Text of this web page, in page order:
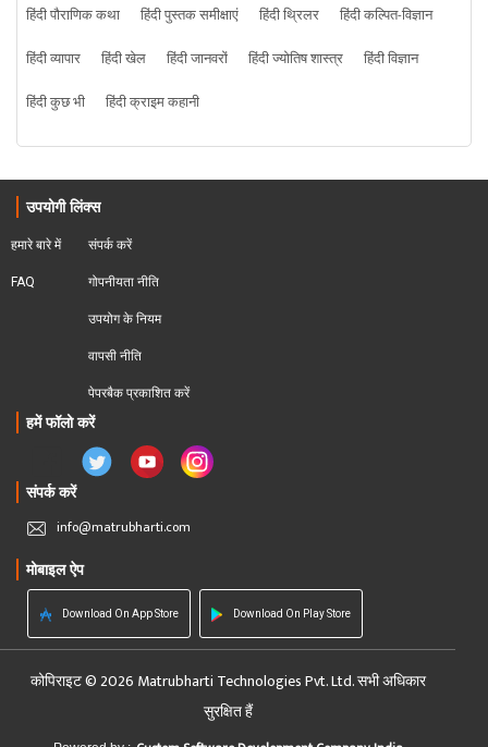
हिंदी पौराणिक कथा
हिंदी पुस्तक समीक्षाएं हिंदी थ्रिलर
हिंदी कल्पित-विज्ञान
हिंदी व्यापार
हिंदी खेल हिंदी जानवरों हिंदी ज्योतिष शास्त्र
हिंदी विज्ञान
हिंदी कुछ भी
हिंदी क्राइम कहानी
उपयोगी लिंक्स
हमारे बारे में
FAQ
संपर्क करें
गोपनीयता नीति
उपयोग के नियम
वापसी नीति
पेपरबैक प्रकाशित करें
हमें फॉलो करें
संपर्क करें
info@matrubharti.com
मोबाइल ऐप
Download On App Store Download On Play Store
कोपिराइट © 2026 Matrubharti Technologies Pvt. Ltd. सभी अधिकार
सुरक्षित हैं